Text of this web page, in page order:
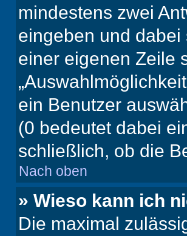
mindestens zwei
eingeben und
einer eigenen Zeile
ein Benutzer
(0 bedeutet dabei
schließlich, ob die
Nach oben
» Wieso kann ich
Die maximal